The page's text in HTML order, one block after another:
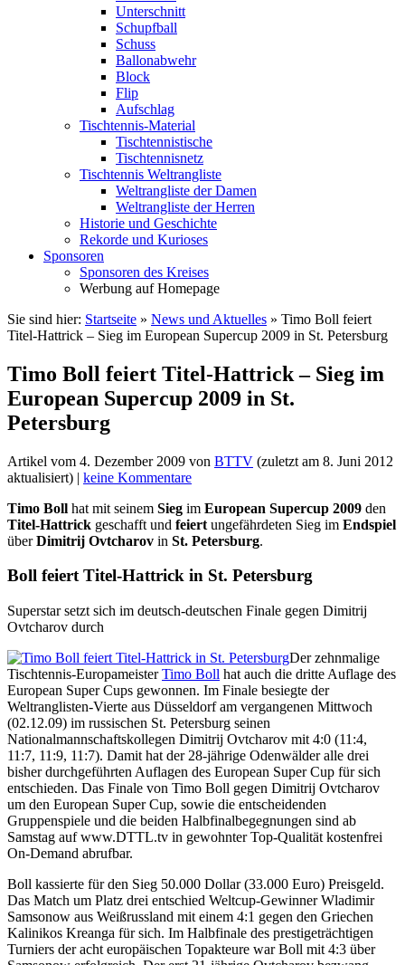
Unterschnitt
Schupfball
Schuss
Ballonabwehr
Block
Flip
Aufschlag
Tischtennis-Material
Tischtennistische
Tischtennisnetz
Tischtennis Weltrangliste
Weltrangliste der Damen
Weltrangliste der Herren
Historie und Geschichte
Rekorde und Kurioses
Sponsoren
Sponsoren des Kreises
Werbung auf Homepage
Sie sind hier: Startseite » News und Aktuelles » Timo Boll feiert
Titel-Hattrick – Sieg im European Supercup 2009 in St. Petersburg
Timo Boll feiert Titel-Hattrick – Sieg im
European Supercup 2009 in St.
Petersburg
Artikel vom 4. Dezember 2009 von BTTV (zuletzt am 8. Juni 2012
aktualisiert) | keine Kommentare
Timo Boll hat mit seinem Sieg im European Supercup 2009 den
Titel-Hattrick geschafft und feiert ungefährdeten Sieg im Endspiel
überDimitrij Ovtcharov in St. Petersburg.
Boll feiert Titel-Hattrick in St. Petersburg
Superstar setzt sich im deutsch-deutschen Finale gegen Dimitrij
Ovtcharov durch
Der zehnmalige
Tischtennis-EuropameisterTimo Boll hat auch die dritte Auflage des
European Super Cups gewonnen. Im Finale besiegte der
Weltranglisten-Vierte aus Düsseldorf am vergangenen Mittwoch
(02.12.09) im russischen St. Petersburg seinen
Nationalmannschaftskollegen Dimitrij Ovtcharov mit 4:0 (11:4,
11:7, 11:9, 11:7). Damit hat der 28-jährige Odenwälder alle drei
bisher durchgeführten Auflagen des European Super Cup für sich
entschieden. Das Finale von Timo Boll gegen Dimitrij Ovtcharov
um den European Super Cup, sowie die entscheidenden
Gruppenspiele und die beiden Halbfinalbegegnungen sind ab
Samstag auf www.DTTL.tv in gewohnter Top-Qualität kostenfrei
On-Demand abrufbar.
Boll kassierte für den Sieg 50.000 Dollar (33.000 Euro) Preisgeld.
Das Match um Platz drei entschied Weltcup-Gewinner Wladimir
Samsonow aus Weißrussland mit einem 4:1 gegen den Griechen
Kalinikos Kreanga für sich. Im Halbfinale des prestigeträchtigen
Turniers der acht europäischen Topakteure war Boll mit 4:3 über